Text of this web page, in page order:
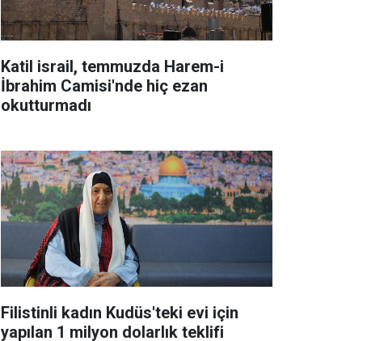
Katil israil, temmuzda Harem-i
İbrahim Camisi'nde hiç ezan
okutturmadı
Filistinli kadın Kudüs'teki evi için
yapılan 1 milyon dolarlık teklifi